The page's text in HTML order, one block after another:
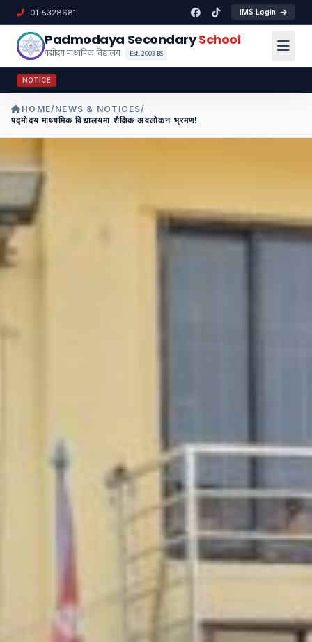
01-5328681 IMS Login
Padmodaya SecondarySchool
पद्मोदय माध्यमिक विद्यालय Est. 2003 BS
NOTICE
HOME/NEWS & NOTICES/
पद्मोदय माध्यमिक विद्यालयमा शैक्षिक अवलोकन भ्रमण!